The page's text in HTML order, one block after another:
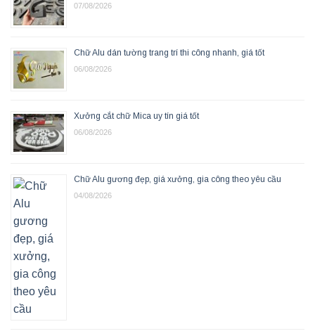
07/08/2026
Chữ Alu dán tường trang trí thi công nhanh, giá tốt
06/08/2026
Xưởng cắt chữ Mica uy tín giá tốt
06/08/2026
Chữ Alu gương đẹp, giá xưởng, gia công theo yêu cầu
04/08/2026